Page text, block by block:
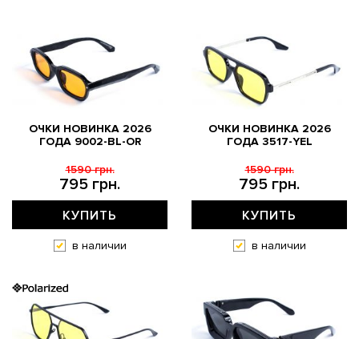
ОЧКИ НОВИНКА 2026
ГОДА 9002-BL-OR
795 грн.
1590 грн.
КУПИТЬ
в наличии
ОЧКИ НОВИНКА 2026
ГОДА 3517-YEL
795 грн.
1590 грн.
КУПИТЬ
в наличии